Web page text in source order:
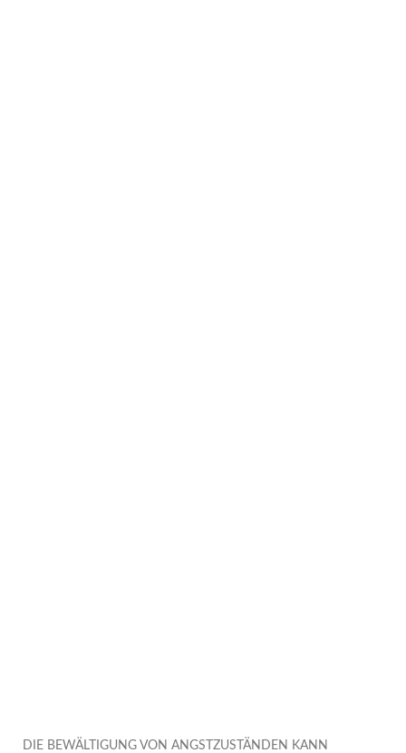
DIE BEWÄLTIGUNG VON ANGSTZUSTÄNDEN KANN